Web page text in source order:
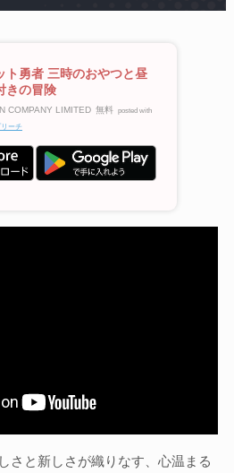
ト勇者 三時のおやつと昼
きの冒険
COMPANY LIMITED 無料
posted with
リーチ
さと新しさが織りなす、心温まる